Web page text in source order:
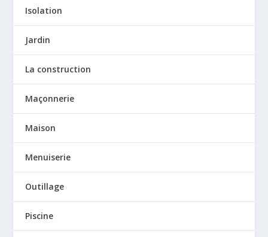
Isolation
Jardin
La construction
Maçonnerie
Maison
Menuiserie
Outillage
Piscine